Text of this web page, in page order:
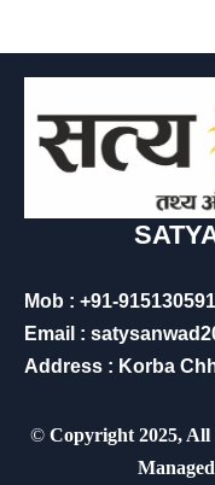
Mob : +91-
Email :
Address : Korba
© Copyright 2025,